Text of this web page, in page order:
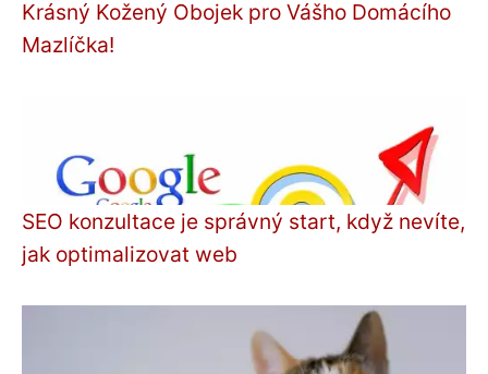
Krásný Kožený Obojek pro Vášho Domácího
Mazlíčka!
SEO konzultace je správný start, když nevíte,
jak optimalizovat web